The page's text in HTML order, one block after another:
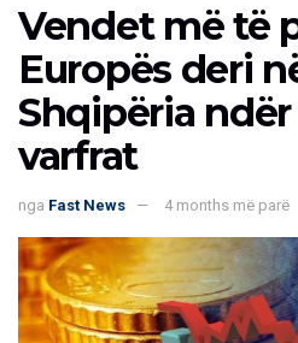
Vendet më të
Europës deri
Shqipëria
varfrat
nga Fast News 4 months më parë